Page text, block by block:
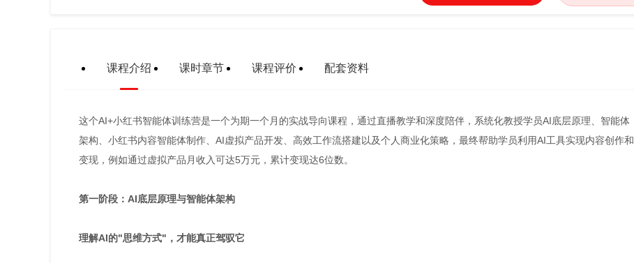
课程介绍 课时章节 课程评价 配套资料
这个AI+小红书智能体训练营是一个为期一个月的实战导向课程，通过直播教学和深度陪伴，系统化教授学员AI底层原理、智能体
架构、小红书内容智能体制作、AI虚拟产品开发、高效工作流搭建以及个人商业化策略，最终帮助学员利用AI工具实现内容创作和
变现，例如通过虚拟产品月收入可达5万元，累计变现达6位数。
第一阶段：AI底层原理与智能体架构
理解AI的"思维方式"，才能真正驾驭它